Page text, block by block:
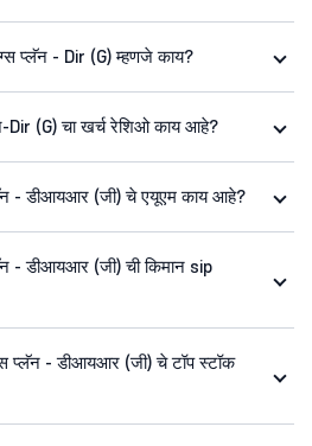
प्लॅन - Dir (G) म्हणजे काय?
Dir (G) चा खर्च रेशिओ काय आहे?
- डीआयआर (जी) चे एयूएम काय आहे?
- डीआयआर (जी) ची किमान sip
प्लॅन - डीआयआर (जी) चे टॉप स्टॉक